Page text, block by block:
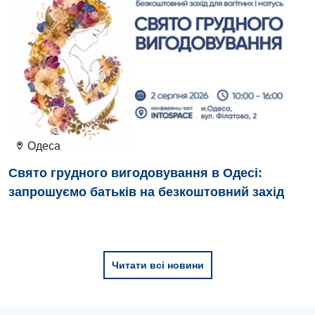
Ендокринологія
Кардіологія
Кардіохірургія
Мамологія
Медична психологія
Неврологія
Нейрохірургія
Офтальмологічне відділення
Одеса
Свято грудного вигодовування в Одесі:
запрошуємо батьків на безкоштовний захід
Читати всі новини